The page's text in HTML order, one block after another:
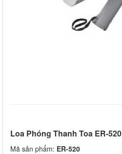
Loa Phóng Thanh Toa ER-520
Mã sản phẩm: ER-520